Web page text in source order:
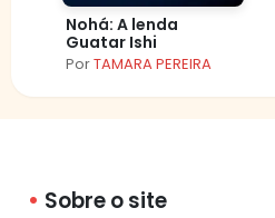
Nohá: A lenda
Guatar Ishi
PorTAMARA PEREIRA
Sobre o site